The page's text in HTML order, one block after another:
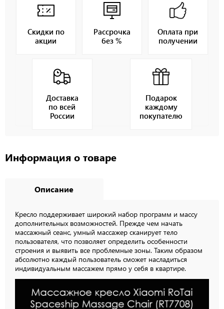
Скидки по
акции
Рассрочка
без %
Оплата при
получении
Доставка
по всей
России
Подарок
каждому
покупателю
Информация о товаре
Описание
Кресло поддерживает широкий набор программ и массу
дополнительных возможностей. Прежде чем начать
массажный сеанс, умный массажер сканирует тело
пользователя, что позволяет определить особенности
строения и выявить все проблемные зоны. Таким образом
абсолютно каждый пользователь сможет насладиться
индивидуальным массажем прямо у себя в квартире.